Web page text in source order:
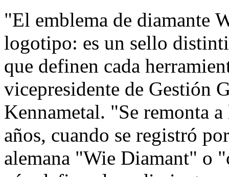
"El emblema de diamante
logotipo: es un sello
que definen cada
vicepresidente de Gestión
Kennametal. "Se remonta
años, cuando se registró
alemana "Wie Diamant" o